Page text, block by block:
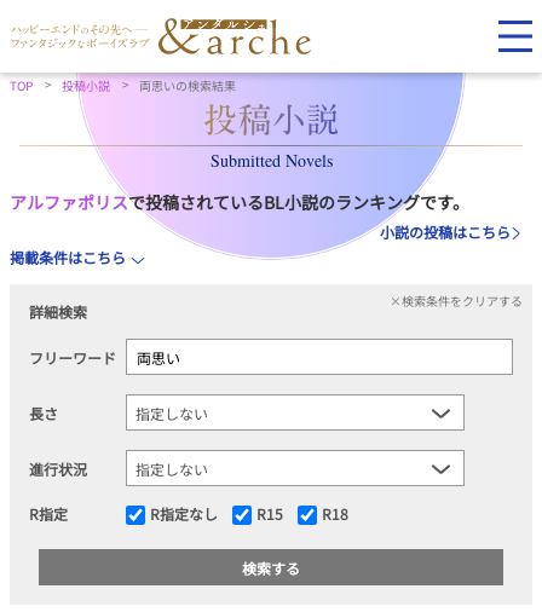
TOP 投稿小説 両思いの検索結果
Submitted Novels
アルファポリスで投稿されているBL小説のランキングです。
小説の投稿はこちら
掲載条件はこちら
詳細検索
×検索条件をクリアする
フリーワード
長さ
進行状況
R指定 R指定なし R15 R18